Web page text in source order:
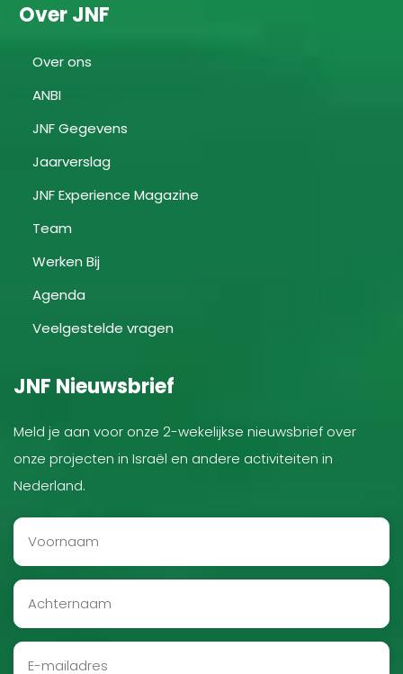
Over JNF
Over ons
ANBI
JNF Gegevens
Jaarverslag
JNF Experience Magazine
Team
Werken Bij
Agenda
Veelgestelde vragen
JNF Nieuwsbrief
Meld je aan voor onze 2-wekelijkse nieuwsbrief over
onze projecten in Israël en andere activiteiten in
Nederland.